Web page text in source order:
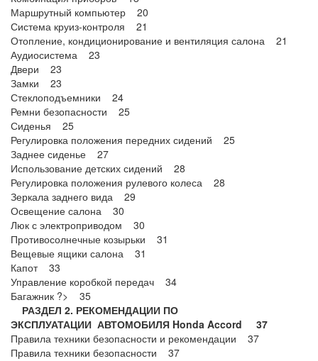
Маршрутный компьютер 20
Система круиз-контроля 21
Отопление, кондиционирование и вентиляция салона 21
Аудиосистема 23
Двери 23
Замки 23
Стеклоподъемники 24
Ремни безопасности 25
Сиденья 25
Регулировка положения передних сидений 25
Заднее сиденье 27
Использование детских сидений 28
Регулировка положения рулевого колеса 28
Зеркала заднего вида 29
Освещение салона 30
Люк с электроприводом 30
Противосолнечные козырьки 31
Вещевые ящики салона 31
Капот 33
Управление коробкой передач 34
Багажник ?> 35
РАЗДЕЛ 2. РЕКОМЕНДАЦИИ ПО
ЭКСПЛУАТАЦИИ АВТОМОБИЛЯ Honda Accord 37
Правила техники безопасности и рекомендации 37
Правила техники безопасности 37